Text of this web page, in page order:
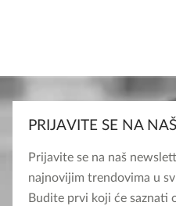
PRIJAVITE SE NA
Prijavite se na naš
najnovijim trendovima u
Budite prvi koji će saznati